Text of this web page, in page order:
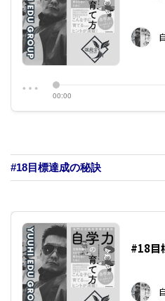
#18目標達成の秘訣